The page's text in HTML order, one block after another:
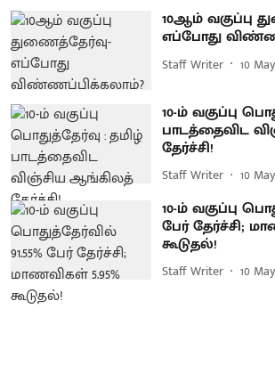
10ஆம் வகுப்பு
எப்போது
Staff Writer 10
10-ம் வகுப்பு
பாடத்தைவிட
தேர்ச்சி!
Staff Writer 10
10-ம் வகுப்பு
பேர் தேர்ச்சி;
கூடுதல்!
Staff Writer 10